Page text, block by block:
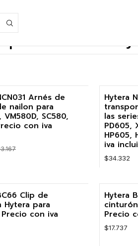
de cinturón
Arnés de
nailon para
VM580D, SC580,
con iva
Hytera
las
PD605,
HP605,
iva
$34.332
Clip de
para
Precio con iva
Hytera
Precio
$17.737